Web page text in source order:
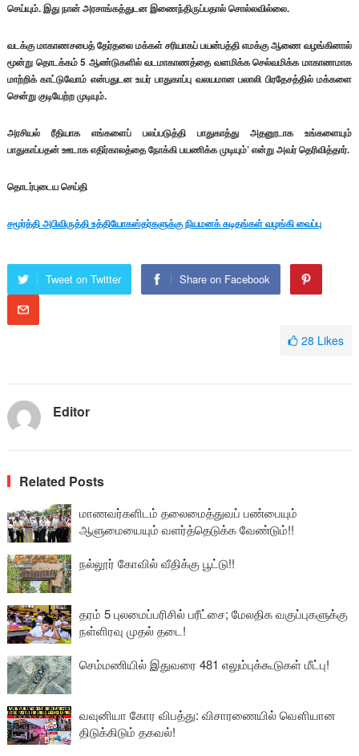
செய்யும். இது நான் அரசாங்கத்துடன இணைந்திருப்பதால் சொல்லவில்லை.
வடக்கு மாகாணசபைத் தேர்தலை மக்கள் சரியாகப் பயன்பத்தி எமக்கு ஆணை வழங்கினால்
மூன்று தொடக்கம் 5 ஆண்டுகளில் வடமாகாணத்தை வளமிக்க செல்வமிக்க மாகாணமாக
மாற்றிக் காட்டுவோம் என்பதுடன உயர் பாதுகாப்பு வலயமான பலாலி பிரதேசத்தில் மக்களை
சென்று குடியேற்ற முடியும்.
அரசியல் ரீதியாக எங்களைப் பலப்படுத்தி பாதுகாத்து அதனூடாக உங்களையும்
பாதுகாப்பதன் ஊடாக எதிர்காலத்தை நோக்கி பயணிக்க முடியும்’ என்று அவர் தெரிவித்தார்.
தொடர்புடைய செய்தி
சமூர்த்தி அபிவிருத்தி உத்தியோகஸ்தர்களுக்கு நியமனக் கடிதங்கள் வழங்கி வைப்பு
Tweet on Twitter Share on Facebook
28 Likes
Editor
Related Posts
மாணவர்களிடம் தலைமைத்துவப் பண்பையும்
ஆளுமையையும் வளர்த்தெடுக்க வேண்டும்!!
நல்லூர் கோவில் வீதிக்கு பூட்டு!!
தரம் 5 புலமைப்பரிசில் பரீட்சை; மேலதிக வகுப்புகளுக்கு
நள்ளிரவு முதல் தடை!
செம்மணியில் இதுவரை 481 எலும்புக்கூடுகள் மீட்பு!
வவுனியா கோர விபத்து: விசாரணையில் வௌியான
திடுக்கிடும் தகவல்!